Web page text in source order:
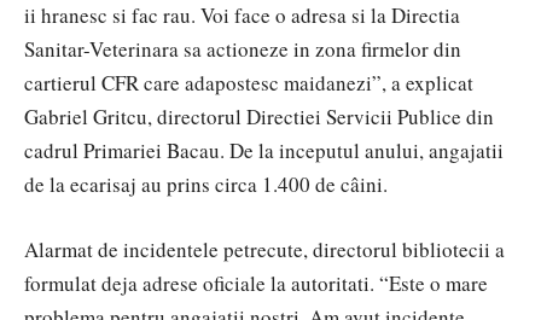
ii hranesc si fac rau. Voi face o adresa si la Directia
Sanitar-Veterinara sa actioneze in zona firmelor din
cartierul CFR care adapostesc maidanezi”, a explicat
Gabriel Gritcu, directorul Directiei Servicii Publice din
cadrul Primariei Bacau. De la inceputul anului, angajatii
de la ecarisaj au prins circa 1.400 de câini.
Alarmat de incidentele petrecute, directorul bibliotecii a
formulat deja adrese oficiale la autoritati. “Este o mare